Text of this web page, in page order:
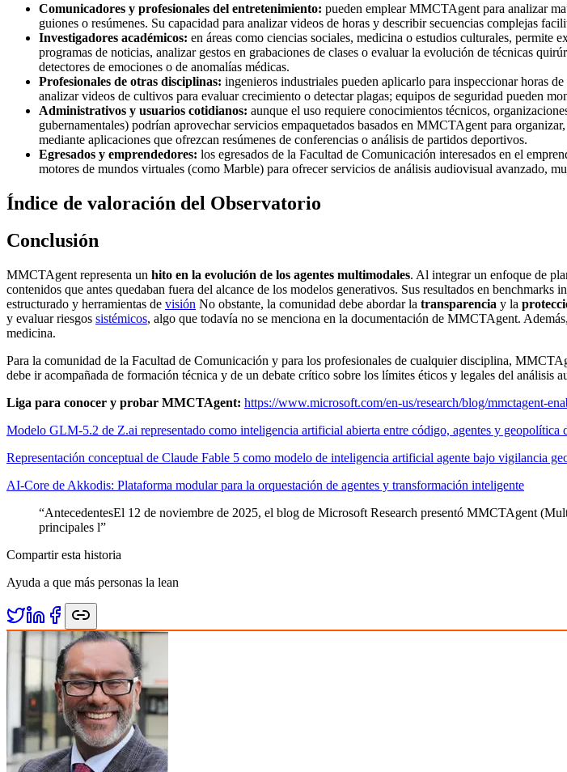
Comunicadores y profesionales del entretenimiento: pueden emplear MMCTAgent para analizar
guiones o resúmenes. Su capacidad para analizar videos de horas y describir secuencias complejas
Investigadores académicos: en áreas como ciencias sociales, medicina o estudios culturales, permite
programas de noticias, analizar gestos en grabaciones de clases o evaluar la evolución de técnicas
detectores de emociones o de anomalías médicas.
Profesionales de otras disciplinas: ingenieros industriales pueden aplicarlo para inspeccionar horas
analizar videos de cultivos para evaluar crecimiento o detectar plagas; equipos de seguridad pueden
Administrativos y usuarios cotidianos: aunque el uso requiere conocimientos técnicos,
gubernamentales) podrían aprovechar servicios empaquetados basados en MMCTAgent para
mediante aplicaciones que ofrezcan resúmenes de conferencias o análisis de partidos deportivos.
Egresados y emprendedores: los egresados de la Facultad de Comunicación interesados en el
motores de mundos virtuales (como Marble) para ofrecer servicios de análisis audiovisual avanzado,
Índice de valoración del Observatorio
Conclusión
MMCTAgent representa un hito en la evolución de los agentes multimodales. Al integrar un enfoque de
contenidos que antes quedaban fuera del alcance de los modelos generativos. Sus resultados en
estructurado y herramientas de visión No obstante, la comunidad debe abordar la transparencia y la
y evaluar riesgos sistémicos, algo que todavía no se menciona en la documentación de MMCTAgent.
medicina.
Para la comunidad de la Facultad de Comunicación y para los profesionales de cualquier disciplina,
debe ir acompañada de formación técnica y de un debate crítico sobre los límites éticos y legales del análisis
Liga para conocer y probar MMCTAgent: https://www.microsoft.com/en-us/research/blog/mmctagent-
Modelo GLM-5.2 de Z.ai representado como inteligencia artificial abierta entre código, agentes y geopolítica
Representación conceptual de Claude Fable 5 como modelo de inteligencia artificial agente bajo vigilancia
AI‑Core de Akkodis: Plataforma modular para la orquestación de agentes y transformación inteligente
“AntecedentesEl 12 de noviembre de 2025, el blog de Microsoft Research presentó MMCTAgent
principales l”
Compartir esta historia
Ayuda a que más personas la lean